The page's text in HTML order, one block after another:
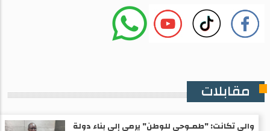
مقابلات
والي تكانت: "طمـوحي للوطن" يرمي إلى بناء دولة